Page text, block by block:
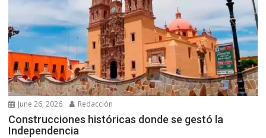
June 26, 2026 Redacción
Construcciones históricas donde se gestó la
Independencia